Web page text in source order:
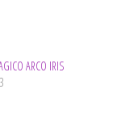
ARCO IRIS